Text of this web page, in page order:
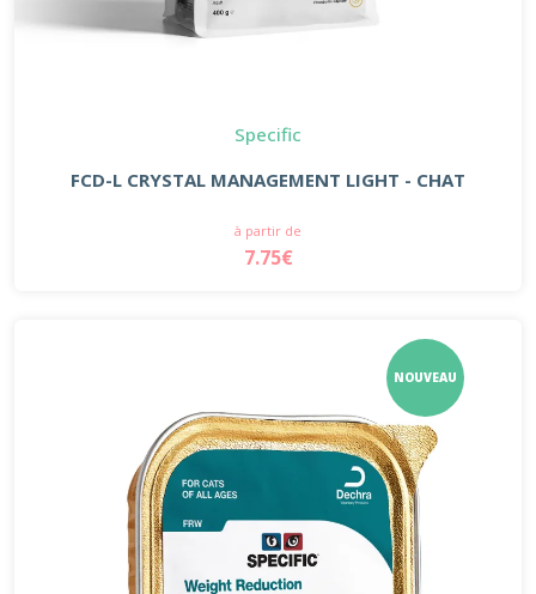
Specific
FCD-L CRYSTAL MANAGEMENT LIGHT - CHAT
à partir de
7.75€
NOUVEAU